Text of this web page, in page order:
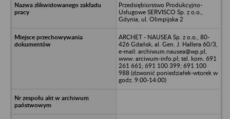
Przedsiębiorstwo Produkcyjno-
Usługowe SERVISCO Sp. z o.o.,
Gdynia, ul. Olimpijska 2
ARCHET - NAUSEA Sp. z o.o., 80-
426 Gdańsk, al. Gen. J. Hallera 60/3,
e-mail: archiwum.nausea@wp.pl,
www: arciwum-info.pl; tel. kom. 691
261 661; 691 100 399; 691 100
988 (dzwonić poniedziałek-wtorek w
godz. 9:00-14:00)